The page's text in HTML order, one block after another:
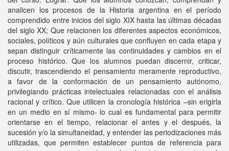
analicen los procesos de la Historia argentina en el período
comprendido entre inicios del siglo XIX hasta las últimas décadas
del siglo XX; Que relacionen los diferentes aspectos económicos,
sociales, políticos y aún culturales que confluyen en cada etapa y
sepan distinguir críticamente las continuidades y cambios en el
proceso histórico. Que los alumnos puedan discernir, criticar,
discutir, trascendiendo el pensamiento meramente reproductivo,
a favor de la conformación de un pensamiento autónomo,
privilegiando prácticas intelectuales relacionadas con el análisis
racional y crítico. Que utilicen la cronología histórica –sin erigirla
en un medio en sí mismo- lo cual es fundamental para permitir
orientarse en el tiempo, relacionar el antes y el después, la
sucesión y/o la simultaneidad, y entender las periodizaciones más
utilizadas, que permiten establecer puntos de referencia para